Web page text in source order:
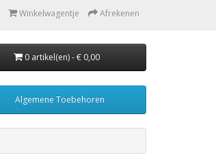
Winkelwagentje Afrekenen
0 artikel(en) - € 0,00
Algemene Toebehoren